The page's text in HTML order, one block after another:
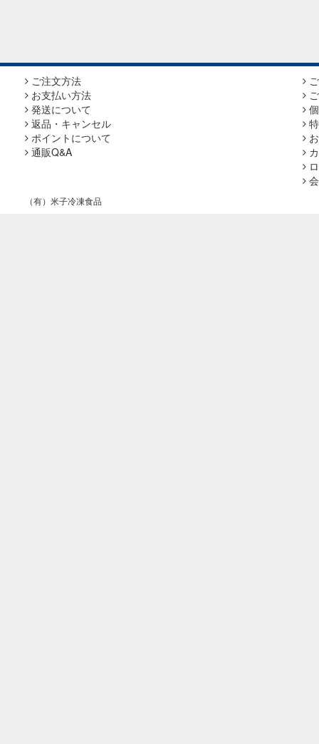
ご注文方法
お支払い方法
発送について
返品・キャンセル
ポイントについて
通販Q&A
（有）米子冷凍食品